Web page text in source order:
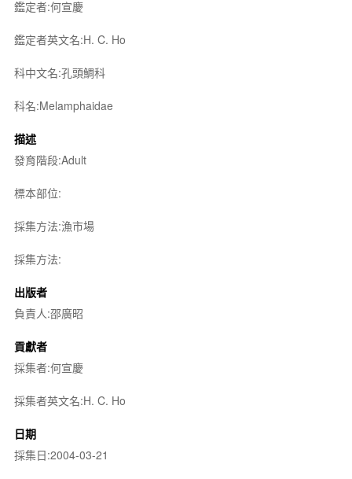
鑑定者:何宣慶
鑑定者英文名:H. C. Ho
科中文名:孔頭鯛科
科名:Melamphaidae
描述
發育階段:Adult
標本部位:
採集方法:漁市場
採集方法:
出版者
負責人:邵廣昭
貢獻者
採集者:何宣慶
採集者英文名:H. C. Ho
日期
採集日:2004-03-21